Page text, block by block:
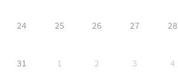
24 25 26 27 28
31 1 2 3 4